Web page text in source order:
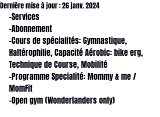
Dernière mise à jour :26 janv. 2024
-Services
-Abonnement
-Cours de spécialités: Gymnastique,
Haltérophilie, Capacité Aérobic: bike erg,
Technique de Course, Mobilité
-Programme Specialité: Mommy & me /
MomFit
-Open gym (Wonderlanders only)